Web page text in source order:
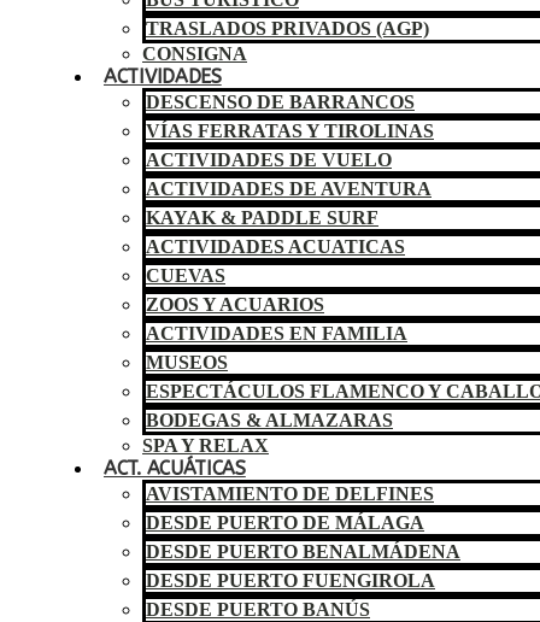
TRASLADOS PRIVADOS (AGP)
CONSIGNA
ACTIVIDADES
DESCENSO DE BARRANCOS
VÍAS FERRATAS Y TIROLINAS
ACTIVIDADES DE VUELO
ACTIVIDADES DE AVENTURA
KAYAK & PADDLE SURF
ACTIVIDADES ACUATICAS
CUEVAS
ZOOS Y ACUARIOS
ACTIVIDADES EN FAMILIA
MUSEOS
ESPECTÁCULOS FLAMENCO Y
BODEGAS & ALMAZARAS
SPA Y RELAX
ACT. ACUÁTICAS
AVISTAMIENTO DE DELFINES
DESDE PUERTO DE MÁLAGA
DESDE PUERTO BENALMÁDENA
DESDE PUERTO FUENGIROLA
DESDE PUERTO BANÚS